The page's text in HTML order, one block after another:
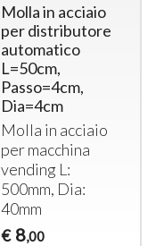
Molla in acciaio
per distributore
automatico
L=50cm,
Passo=4cm,
Dia=4cm
Molla in acciaio
per macchina
vending L:
500mm, Dia:
40mm
€ 8,00